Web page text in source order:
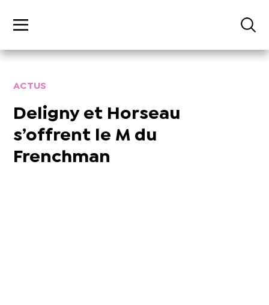
ACTUS
Deligny et Horseau
s’offrent le M du
Frenchman